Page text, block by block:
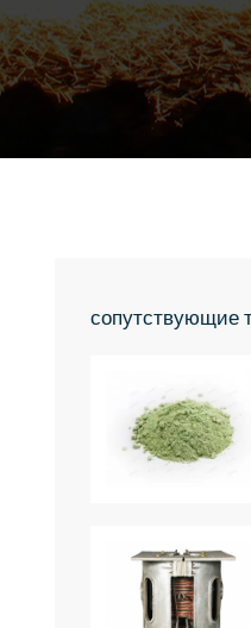
сопутствующие